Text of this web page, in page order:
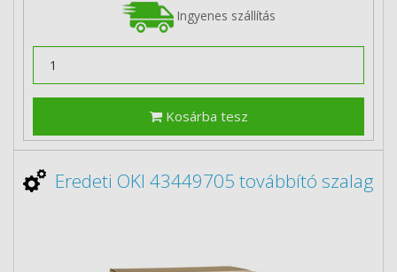
Ingyenes szállítás
Kosárba tesz
Eredeti OKI 43449705 továbbító szalag